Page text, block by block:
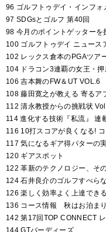
96 ゴルフトゥデイ・インフォ
97 SDGsとゴルフ 第40回
98 今月のポイントゲッターを
100 ゴルフトゥデイ ニュース
102 レックス倉本のPGAツア
104 ドラコン3連覇の女王・
106 吉本舞のFW＆UT VOL.6
108 藤田寛之が教える 寄るア
112 清永教授からの挑戦状
114 進化する技術『私流』 連
116 10打スコアが良くなる!
117 気になるギア得パターの
120 ギアスポット
122 革新のテクノロジー、そ
124 石井良介のゴルフすべら
126 楽しく効率よく上達でき
136 コース情報 秋はお泊ま
142 第17回TOP CONNECT レ
144 GTバーディーズ